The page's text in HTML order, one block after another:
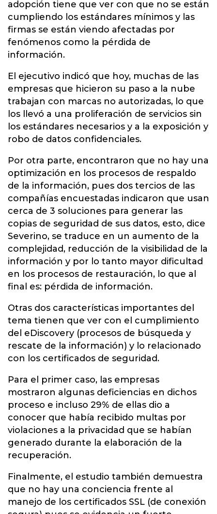
adopción tiene que ver con que no se están
cumpliendo los estándares mínimos y las
firmas se están viendo afectadas por
fenómenos como la pérdida de
información.
El ejecutivo indicó que hoy, muchas de las
empresas que hicieron su paso a la nube
trabajan con marcas no autorizadas, lo que
los llevó a una proliferación de servicios sin
los estándares necesarios y a la exposición y
robo de datos confidenciales.
Por otra parte, encontraron que no hay una
optimización en los procesos de respaldo
de la información, pues dos tercios de las
compañías encuestadas indicaron que usan
cerca de 3 soluciones para generar las
copias de seguridad de sus datos, esto, dice
Severino, se traduce en un aumento de la
complejidad, reducción de la visibilidad de la
información y por lo tanto mayor dificultad
en los procesos de restauración, lo que al
final es: pérdida de información.
Otras dos características importantes del
tema tienen que ver con el cumplimiento
del eDiscovery (procesos de búsqueda y
rescate de la información) y lo relacionado
con los certificados de seguridad.
Para el primer caso, las empresas
mostraron algunas deficiencias en dichos
proceso e incluso 29% de ellas dio a
conocer que había recibido multas por
violaciones a la privacidad que se habían
generado durante la elaboración de la
recuperación.
Finalmente, el estudio también demuestra
que no hay una conciencia frente al
manejo de los certificados SSL (de conexión